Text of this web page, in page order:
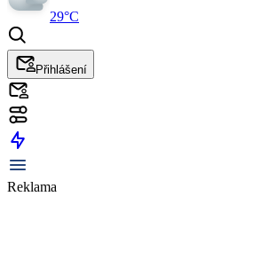
29°C
Přihlášení
Reklama